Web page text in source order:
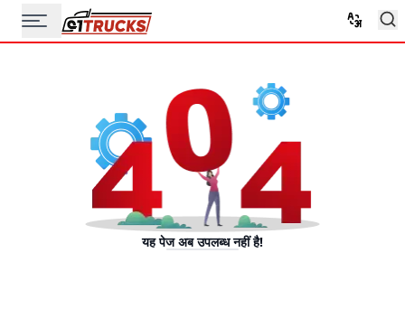
यह पेज अब उपलब्ध नहीं है!